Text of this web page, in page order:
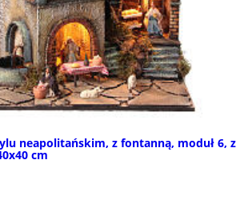
neapolitańskim, z fontanną, moduł 6, z
cm